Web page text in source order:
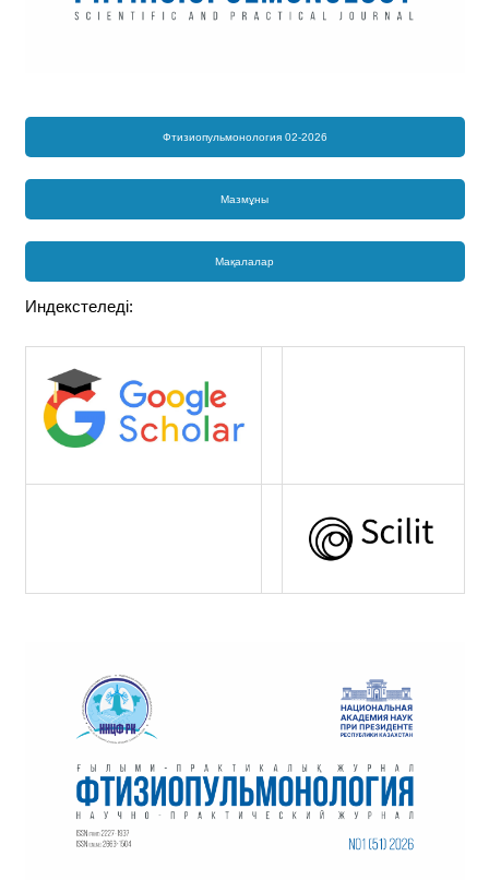
Фтизиопульмонология 02-2026
Мазмұны
Мақалалар
Индекстеледі: